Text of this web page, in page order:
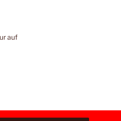
auf